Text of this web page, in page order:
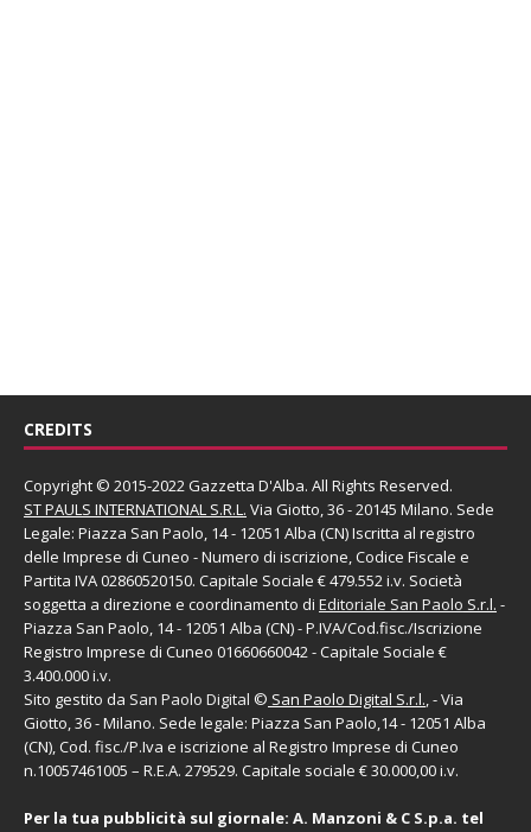
CREDITS
Copyright © 2015-2022 Gazzetta D'Alba. All Rights Reserved.
ST PAULS INTERNATIONAL S.R.L. Via Giotto, 36 - 20145 Milano. Sede
Legale: Piazza San Paolo, 14 - 12051 Alba (CN) Iscritta al registro
delle Imprese di Cuneo - Numero di iscrizione, Codice Fiscale e
Partita IVA 02860520150. Capitale Sociale € 479.552 i.v. Società
soggetta a direzione e coordinamento di Editoriale San Paolo S.r.l. -
Piazza San Paolo, 14 - 12051 Alba (CN) - P.IVA/Cod.fisc./Iscrizione
Registro Imprese di Cuneo 01660660042 - Capitale Sociale €
3.400.000 i.v.
Sito gestito da San Paolo Digital © San Paolo Digital S.r.l., - Via
Giotto, 36 - Milano. Sede legale: Piazza San Paolo,14 - 12051 Alba
(CN), Cod. fisc./P.Iva e iscrizione al Registro Imprese di Cuneo
n.10057461005 – R.E.A. 279529. Capitale sociale € 30.000,00 i.v.
Per la tua pubblicità sul giornale: A. Manzoni & C S.p.a. tel